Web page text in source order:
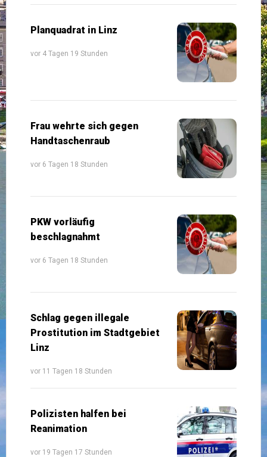
Planquadrat in Linz
vor 4 Tagen 19 Stunden
Frau wehrte sich gegen
Handtaschenraub
vor 6 Tagen 18 Stunden
PKW vorläufig
beschlagnahmt
vor 6 Tagen 18 Stunden
Schlag gegen illegale
Prostitution im Stadtgebiet
Linz
vor 11 Tagen 18 Stunden
Polizisten halfen bei
Reanimation
vor 19 Tagen 17 Stunden